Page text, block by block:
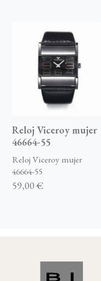
Reloj Viceroy mujer
46664-55
Reloj Viceroy mujer
46664-55
59,00 €